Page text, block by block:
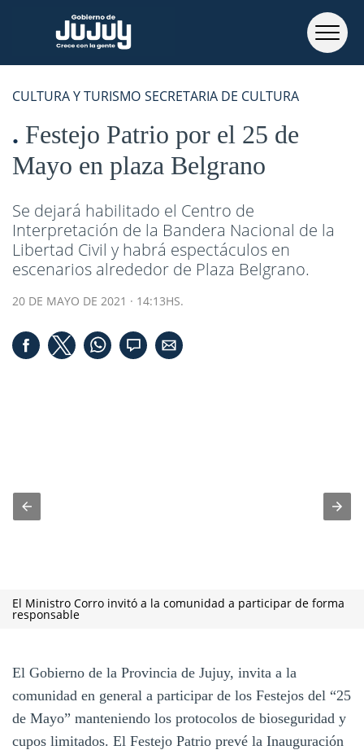
CULTURA Y TURISMO SECRETARIA DE CULTURA
Festejo Patrio por el 25 de
Mayo en plaza Belgrano
Se dejará habilitado el Centro de
Interpretación de la Bandera Nacional de la
Libertad Civil y habrá espectáculos en
escenarios alrededor de Plaza Belgrano.
20 DE MAYO DE 2021 · 14:13HS.
El Ministro Corro invitó a la comunidad a participar de forma
responsable
El Gobierno de la Provincia de Jujuy, invita a la
comunidad en general a participar de los Festejos del “25
de Mayo” manteniendo los protocolos de bioseguridad y
cupos limitados. El Festejo Patrio prevé la Inauguración